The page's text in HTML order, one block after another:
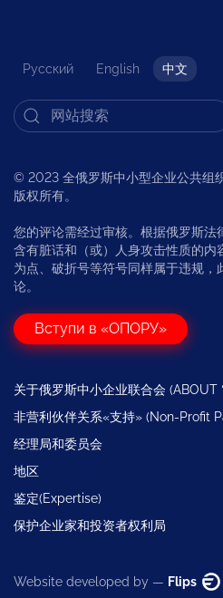
Русский English 中文
© 2023 全俄罗斯中小型企业公共组
版权所有。
您的评论需经过审核。根据俄罗斯法
含有脏话和（或）人身攻击性质的内
为点、破折号等符号同样属于违规
论。
Вступи в «ОПОРУ»
关于俄罗斯中小企业联合会 (ABOUT
非营利伙伴关系«支持» (Non-Profit
经理局和委员会
地区
鉴定(Expertise)
保护企业家和投资者权利局
Website developed by — Flips